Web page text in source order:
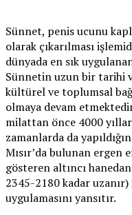
Sünnet, penis ucunu
olarak çıkarılması
dünyada en sık
Sünnetin uzun bir tarihi
kültürel ve toplumsal
olmaya devam
milattan önce 4000
zamanlarda da
Mısır’da bulunan ergen
gösteren altıncı
2345-2180 kadar
uygulamasını yansıtır.